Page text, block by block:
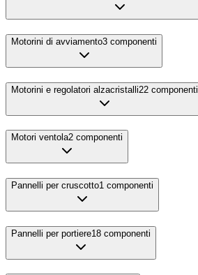
Motorini di avviamento3 componenti
Motorini e regolatori alzacristalli22 componenti
Motori ventola2 componenti
Pannelli per cruscotto1 componenti
Pannelli per portiere18 componenti